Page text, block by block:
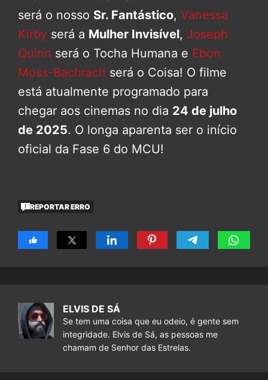
será o nosso Sr. Fantástico, Vanessa
Kirby será a Mulher Invisível, Joseph
Quinn será o Tocha Humana e Ebon
Moss-Bachrach será o Coisa! O filme
está atualmente programado para
chegar aos cinemas no dia 24 de julho
de 2025. O longa aparenta ser o início
oficial da Fase 6 do MCU!
REPORTAR ERRO
ELVIS DE SÁ
Se tem uma coisa que eu odeio, é gente sem
integridade. Elvis de Sá, as pessoas me
chamam de Senhor das Estrelas.